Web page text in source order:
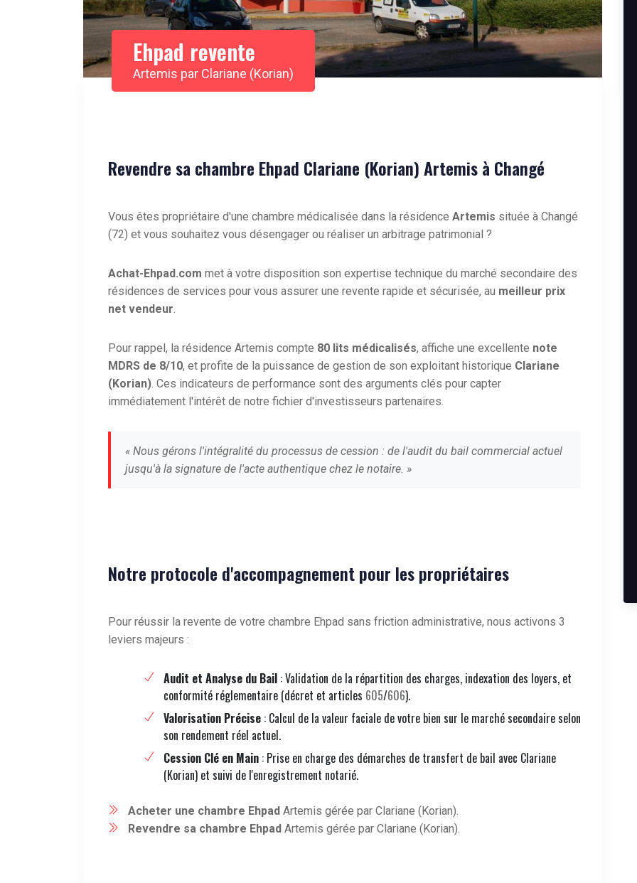
Ehpad revente
Artemis par Clariane (Korian)
Revendre sa chambre Ehpad Clariane (Korian) Artemis à Changé
Vous êtes propriétaire d'une chambre médicalisée dans la résidence Artemis située à Changé
(72) et vous souhaitez vous désengager ou réaliser un arbitrage patrimonial ?
Achat-Ehpad.com met à votre disposition son expertise technique du marché secondaire des
résidences de services pour vous assurer une revente rapide et sécurisée, au meilleur prix
net vendeur.
Pour rappel, la résidence Artemis compte 80 lits médicalisés, affiche une excellente note
MDRS de 8/10, et profite de la puissance de gestion de son exploitant historique Clariane
(Korian). Ces indicateurs de performance sont des arguments clés pour capter
immédiatement l'intérêt de notre fichier d'investisseurs partenaires.
« Nous gérons l'intégralité du processus de cession : de l'audit du bail commercial actuel
jusqu'à la signature de l'acte authentique chez le notaire. »
Notre protocole d'accompagnement pour les propriétaires
Pour réussir la revente de votre chambre Ehpad sans friction administrative, nous activons 3
leviers majeurs :
Audit et Analyse du Bail : Validation de la répartition des charges, indexation des loyers, et
conformité réglementaire (décret et articles 605/606).
Valorisation Précise : Calcul de la valeur faciale de votre bien sur le marché secondaire selon
son rendement réel actuel.
Cession Clé en Main : Prise en charge des démarches de transfert de bail avec Clariane
(Korian) et suivi de l'enregistrement notarié.
Acheter une chambre Ehpad Artemis gérée par Clariane (Korian).
Revendre sa chambre Ehpad Artemis gérée par Clariane (Korian).